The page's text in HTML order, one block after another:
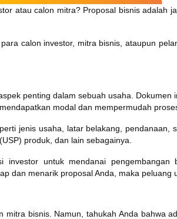
atau calon mitra? Proposal bisnis adalah
calon investor, mitra bisnis, ataupun
penting dalam sebuah usaha. Dokumen
modal dan mempermudah
jenis usaha, latar belakang, pendanaan,
produk, dan lain sebagainya.
untuk mendanai pengembangan
dan menarik proposal Anda, maka peluang
bisnis. Namun, tahukah Anda bahwa